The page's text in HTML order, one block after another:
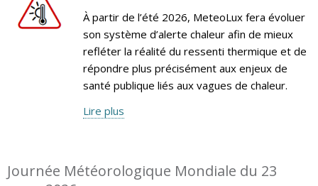
À partir de l’été 2026, MeteoLux fera évoluer
son système d’alerte chaleur afin de mieux
refléter la réalité du ressenti thermique et de
répondre plus précisément aux enjeux de
santé publique liés aux vagues de chaleur.
Lire plus
Journée Météorologique Mondiale du 23